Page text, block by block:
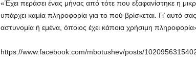
«Έχει περάσει ένας μήνας από τότε που εξαφανίστηκε η
υπάρχει καμία πληροφορία για το πού βρίσκεται. Γι’ αυτό
αστυνομία ή εμένα, όποιος έχει κάποια χρήσιμη
https://www.facebook.com/mbotushev/posts/